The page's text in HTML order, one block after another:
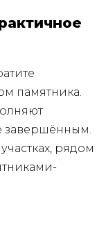
памятника.
завершённым.
рядом